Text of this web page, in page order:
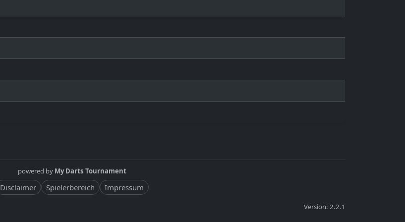
powered by My Darts Tournament
Disclaimer Spielerbereich Impressum
Version: 2.2.1